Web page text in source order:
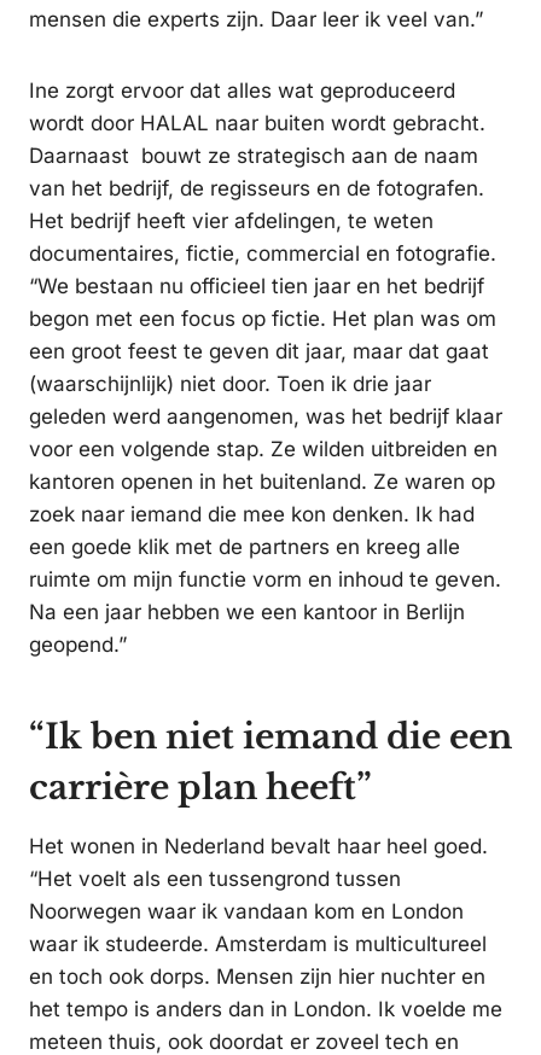
mensen die experts zijn. Daar leer ik veel van.”
Ine zorgt ervoor dat alles wat geproduceerd
wordt door HALAL naar buiten wordt gebracht.
Daarnaast bouwt ze strategisch aan de naam
van het bedrijf, de regisseurs en de fotografen.
Het bedrijf heeft vier afdelingen, te weten
documentaires, fictie, commercial en fotografie.
“We bestaan nu officieel tien jaar en het bedrijf
begon met een focus op fictie. Het plan was om
een groot feest te geven dit jaar, maar dat gaat
(waarschijnlijk) niet door. Toen ik drie jaar
geleden werd aangenomen, was het bedrijf klaar
voor een volgende stap. Ze wilden uitbreiden en
kantoren openen in het buitenland. Ze waren op
zoek naar iemand die mee kon denken. Ik had
een goede klik met de partners en kreeg alle
ruimte om mijn functie vorm en inhoud te geven.
Na een jaar hebben we een kantoor in Berlijn
geopend.”
“Ik ben niet iemand die een
carrière plan heeft”
Het wonen in Nederland bevalt haar heel goed.
“Het voelt als een tussengrond tussen
Noorwegen waar ik vandaan kom en London
waar ik studeerde. Amsterdam is multicultureel
en toch ook dorps. Mensen zijn hier nuchter en
het tempo is anders dan in London. Ik voelde me
meteen thuis, ook doordat er zoveel tech en